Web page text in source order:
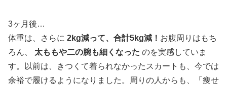
3ヶ月後…
体重は、さらに 2kg減って、合計5kg減！ お腹周りはもち
ろん、 太ももや二の腕も細くなった のを実感していま
す。以前は、きつくて着られなかったスカートも、今では
余裕で履けるようになりました。周りの人からも、「痩せ